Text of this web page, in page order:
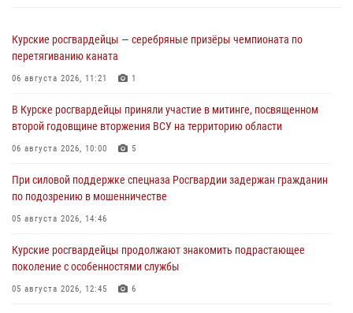
Курские росгвардейцы — серебряные призёры чемпионата по
перетягиванию каната
06 августа 2026, 11:21 1
В Курске росгвардейцы приняли участие в митинге, посвященном
второй годовщине вторжения ВСУ на территорию области
06 августа 2026, 10:00 5
При силовой поддержке спецназа Росгвардии задержан гражданин
по подозрению в мошенничестве
05 августа 2026, 14:46
Курские росгвардейцы продолжают знакомить подрастающее
поколение с особенностями службы
05 августа 2026, 12:45 6